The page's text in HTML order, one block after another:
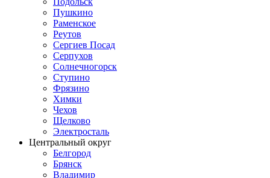
Пушкино
Раменское
Реутов
Сергиев Посад
Серпухов
Солнечногорск
Ступино
Фрязино
Химки
Чехов
Щелково
Электросталь
Центральный округ
Белгород
Брянск
Владимир